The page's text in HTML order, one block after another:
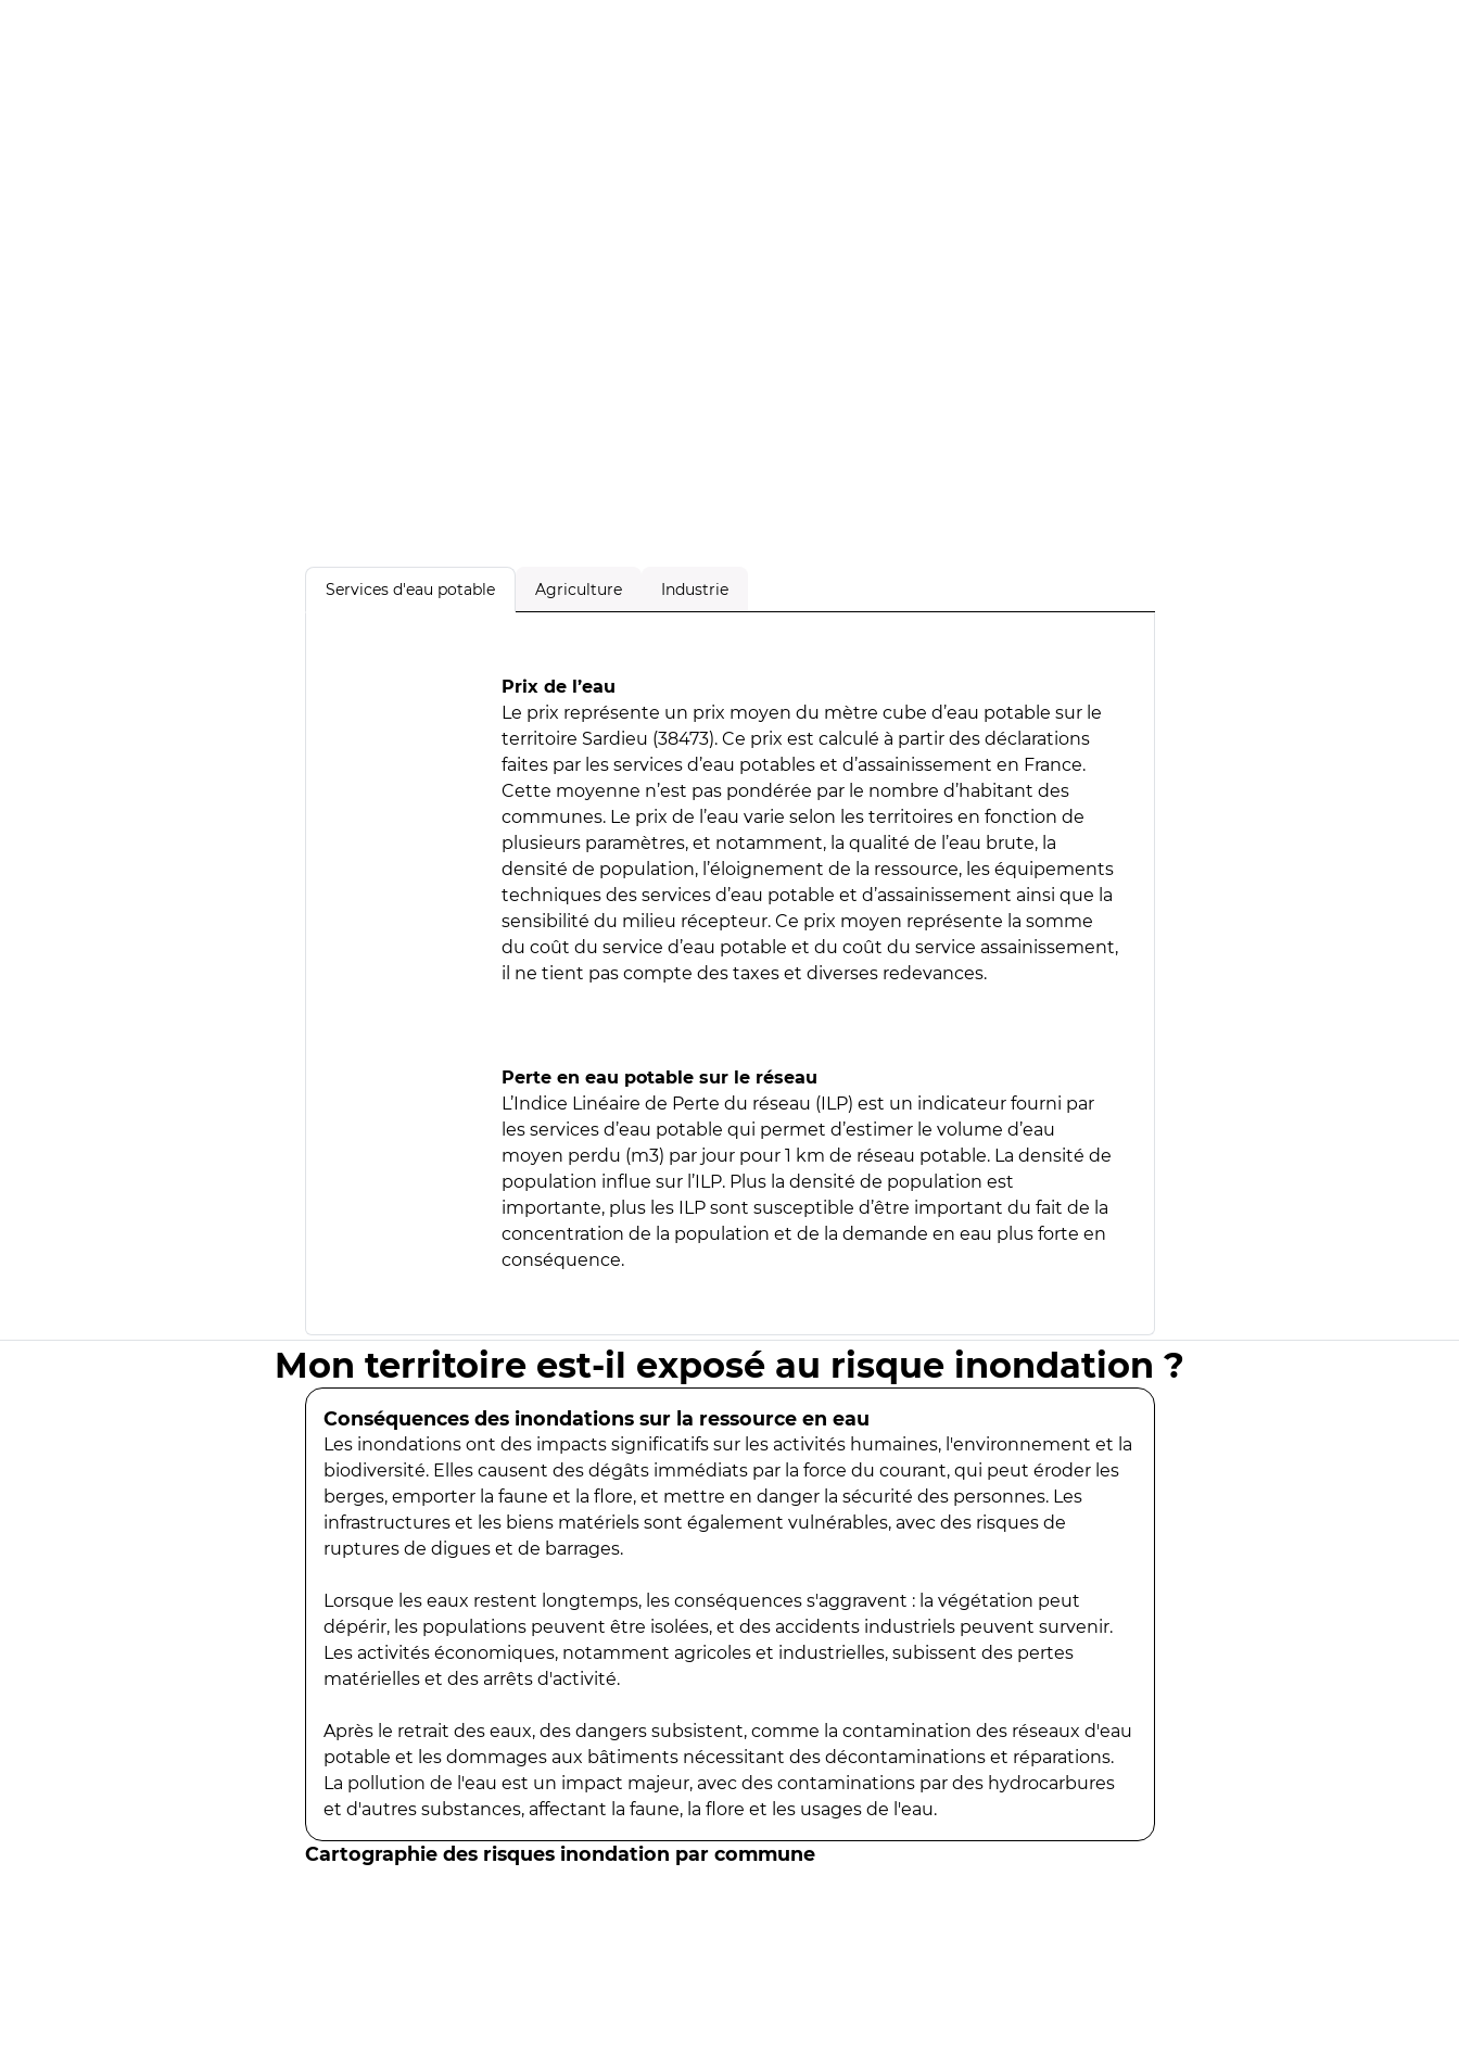
Services d'eau potable Agriculture Industrie
Prix de l’eau
Le prix représente un prix moyen du mètre cube d’eau potable sur le
territoire Sardieu (38473). Ce prix est calculé à partir des déclarations
faites par les services d’eau potables et d’assainissement en France.
Cette moyenne n’est pas pondérée par le nombre d’habitant des
communes. Le prix de l’eau varie selon les territoires en fonction de
plusieurs paramètres, et notamment, la qualité de l’eau brute, la
densité de population, l’éloignement de la ressource, les équipements
techniques des services d’eau potable et d’assainissement ainsi que la
sensibilité du milieu récepteur. Ce prix moyen représente la somme
du coût du service d’eau potable et du coût du service assainissement,
il ne tient pas compte des taxes et diverses redevances.
Perte en eau potable sur le réseau
L’Indice Linéaire de Perte du réseau (ILP) est un indicateur fourni par
les services d’eau potable qui permet d’estimer le volume d’eau
moyen perdu (m3) par jour pour 1 km de réseau potable. La densité de
population influe sur l’ILP. Plus la densité de population est
importante, plus les ILP sont susceptible d’être important du fait de la
concentration de la population et de la demande en eau plus forte en
conséquence.
Mon territoire est-il exposé au risque inondation ?
Conséquences des inondations sur la ressource en eau
Les inondations ont des impacts significatifs sur les activités humaines, l'environnement et la
biodiversité. Elles causent des dégâts immédiats par la force du courant, qui peut éroder les
berges, emporter la faune et la flore, et mettre en danger la sécurité des personnes. Les
infrastructures et les biens matériels sont également vulnérables, avec des risques de
ruptures de digues et de barrages.
Lorsque les eaux restent longtemps, les conséquences s'aggravent : la végétation peut
dépérir, les populations peuvent être isolées, et des accidents industriels peuvent survenir.
Les activités économiques, notamment agricoles et industrielles, subissent des pertes
matérielles et des arrêts d'activité.
Après le retrait des eaux, des dangers subsistent, comme la contamination des réseaux d'eau
potable et les dommages aux bâtiments nécessitant des décontaminations et réparations.
La pollution de l'eau est un impact majeur, avec des contaminations par des hydrocarbures
et d'autres substances, affectant la faune, la flore et les usages de l'eau.
Cartographie des risques inondation par commune